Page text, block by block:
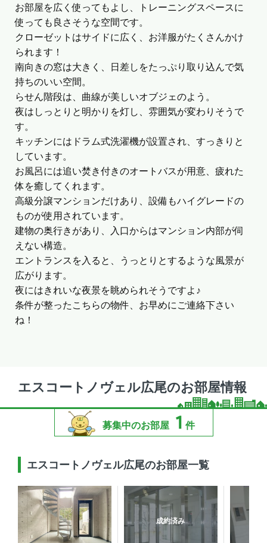
お部屋を広く使ってもよし、トレーニングスペースに
使っても良さそうな空間です。
クローゼットはサイドに広く、お洋服がたくさんかけ
られます！
南向きの窓は大きく、日差しをたっぷり取り込んで気
持ちのいい空間。
らせん階段は、曲線が美しいオブジェのよう。
夜はしっとりと明かりを灯し、雰囲気が変わりそうで
す。
キッチンにはドラム式洗濯機が設置され、すっきりと
しています。
お風呂には追い焚き付きのオートバスが用意、疲れた
体を癒してくれます。
高級分譲マンションだけあり、設備もハイグレードの
ものが使用されています。
建物の奥行きがあり、入口からはマンション内部が伺
えない構造。
エントランスを入ると、うっとりとするような風景が
広がります。
夜にはきれいな夜景を眺められそうですよ♪
条件が整ったこちらの物件、お早めにご連絡下さい
ね！
エスコートノヴェル広尾のお部屋情報
募集中のお部屋 1 件
エスコートノヴェル広尾のお部屋一覧
成約済み